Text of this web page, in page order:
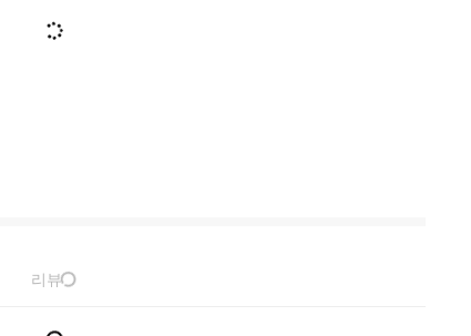
리뷰